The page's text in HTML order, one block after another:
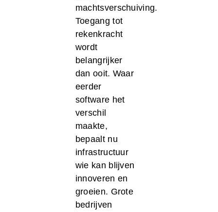
machtsverschuiving.
Toegang tot
rekenkracht
wordt
belangrijker
dan ooit. Waar
eerder
software het
verschil
maakte,
bepaalt nu
infrastructuur
wie kan blijven
innoveren en
groeien. Grote
bedrijven